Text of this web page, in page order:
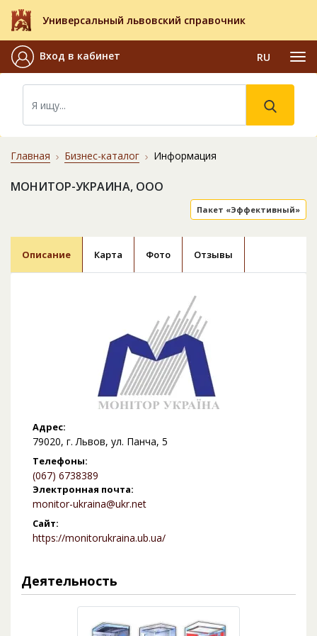
Универсальный львовский справочник
Вход в кабинет RU
Главная Бизнес-каталог Информация
МОНИТОР-УКРАИНА, ООО
Пакет «Эффективный»
Описание Карта Фото Отзывы
Адрес:
79020, г. Львов, ул. Панча, 5
Телефоны:
(067) 6738389
Электронная почта:
monitor-ukraina@ukr.net
Сайт:
https://monitorukraina.ub.ua/
Деятельность